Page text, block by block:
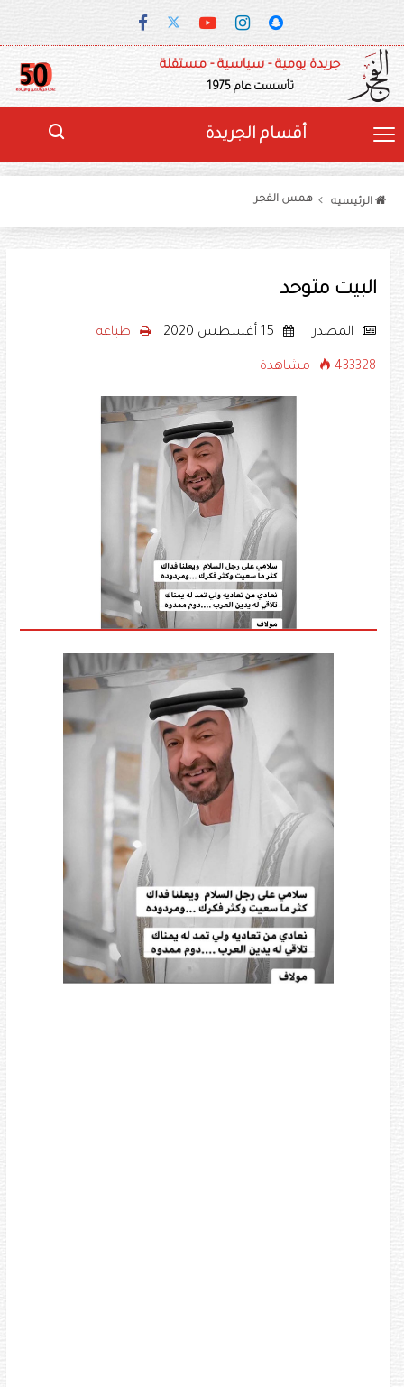
جريدة يومية - سياسية - مستقلة
تأسست عام 1975
أقسام الجريدة
الرئيسيه همس الفجر
البيت متوحد
المصدر : طباعه
433328 مشاهدة